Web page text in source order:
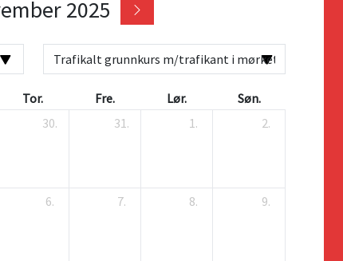
2025
Tor. Fre. Lør.
Søn.
30. 31. 1. 2.
6. 7. 8. 9.